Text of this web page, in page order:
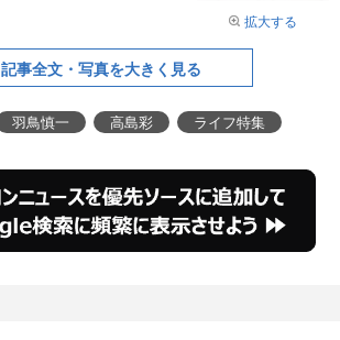
拡大する
記事全文・写真を大きく見る
羽鳥慎一 高島彩 ライフ特集